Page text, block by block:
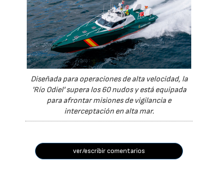
Diseñada para operaciones de alta velocidad, la
'Río Odiel' supera los 60 nudos y está equipada
para afrontar misiones de vigilancia e
interceptación en alta mar.
ver/escribir comentarios